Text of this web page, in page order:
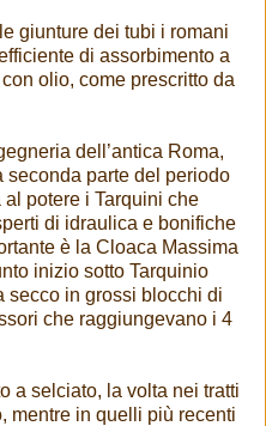
giunture dei tubi i romani
di assorbimento a
olio, come prescritto da
dell’antica Roma,
seconda parte del periodo
potere i Tarquini che
di idraulica e bonifiche
è la Cloaca Massima
inizio sotto Tarquinio
secco in grossi blocchi di
che raggiungevano i 4
a selciato, la volta nei tratti
mentre in quelli più recenti